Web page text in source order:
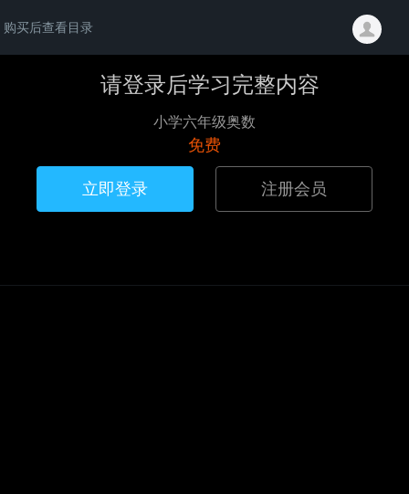
购买后查看目录
请登录后学习完整内容
小学六年级奥数
免费
立即登录 注册会员